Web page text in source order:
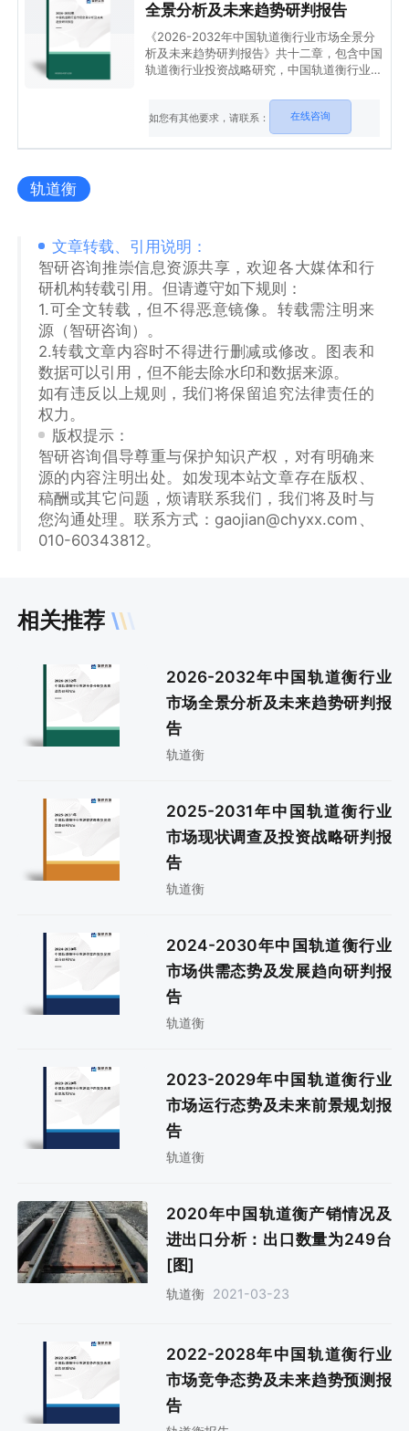
全景分析及未来趋势研判报告
《2026-2032年中国轨道衡行业市场全景分
析及未来趋势研判报告》共十二章，包含中国
轨道衡行业投资战略研究，中国轨道衡行业投
如您有其他要求，请联系： 在线咨询
轨道衡
文章转载、引用说明：
智研咨询推崇信息资源共享，欢迎各大媒体和行
研机构转载引用。但请遵守如下规则：
1.可全文转载，但不得恶意镜像。转载需注明来
源（智研咨询）。
2.转载文章内容时不得进行删减或修改。图表和
数据可以引用，但不能去除水印和数据来源。
如有违反以上规则，我们将保留追究法律责任的
权力。
版权提示：
智研咨询倡导尊重与保护知识产权，对有明确来
源的内容注明出处。如发现本站文章存在版权、
稿酬或其它问题，烦请联系我们，我们将及时与
您沟通处理。联系方式：gaojian@chyxx.com、
010-60343812。
相关推荐
2026-2032年中国轨道衡行业
市场全景分析及未来趋势研判报
告
轨道衡
2025-2031年中国轨道衡行业
市场现状调查及投资战略研判报
告
轨道衡
2024-2030年中国轨道衡行业
市场供需态势及发展趋向研判报
告
轨道衡
2023-2029年中国轨道衡行业
市场运行态势及未来前景规划报
告
轨道衡
2020年中国轨道衡产销情况及
进出口分析：出口数量为249台
[图]
轨道衡 2021-03-23
2022-2028年中国轨道衡行业
市场竞争态势及未来趋势预测报
告